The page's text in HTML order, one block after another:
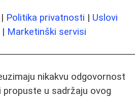
| Politika privatnosti | Uslovi
| Marketinški servisi
nikakvu odgovornost
propuste u sadržaju ovog